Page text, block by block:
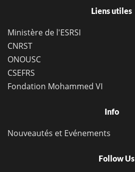
Liens utiles
Ministère de l'ESRSI
CNRST
ONOUSC
CSEFRS
Fondation Mohammed VI
Info
Nouveautés et Evénements
Follow Us